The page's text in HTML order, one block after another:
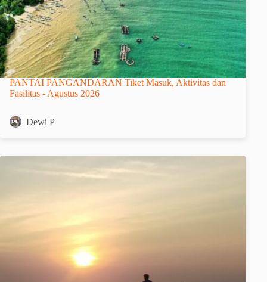
PANTAI PANGANDARAN Tiket Masuk, Aktivitas dan
Fasilitas - Agustus 2026
Dewi P